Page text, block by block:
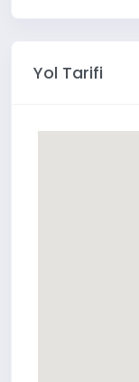
Yol Tarifi